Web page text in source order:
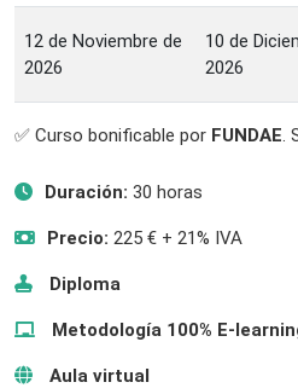
12 de Noviembre de
2026
10 de
2026
✅ Curso bonificable por FUNDAE.
Duración: 30 horas
Precio: 225 € + 21% IVA
Diploma
Metodología 100% E-
Aula virtual